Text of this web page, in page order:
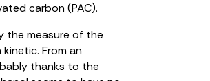
carbon (PAC).
the measure of the
From an
thanks to the